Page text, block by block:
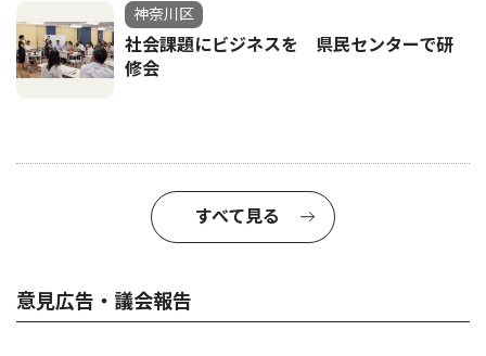
神奈川区
社会課題にビジネスを 県民センターで研
修会
すべて見る
意見広告・議会報告